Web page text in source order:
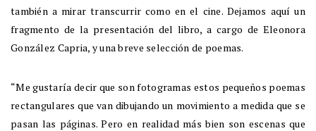
también a mirar transcurrir como en el cine. Dejamos aquí un
fragmento de la presentación del libro, a cargo de Eleonora
González Capria, y una breve selección de poemas.
“Me gustaría decir que son fotogramas estos pequeños poemas
rectangulares que van dibujando un movimiento a medida que se
pasan las páginas. Pero en realidad más bien son escenas que